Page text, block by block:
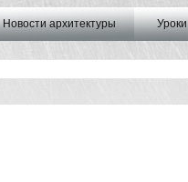
Новости архитектуры Уроки